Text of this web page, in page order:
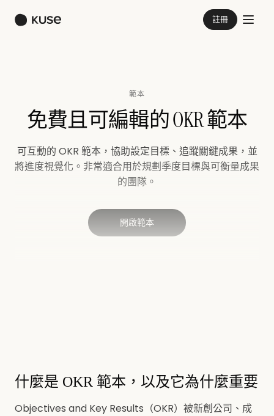
註冊
範本
免費且可編輯的 OKR 範本
可互動的 OKR 範本，協助設定目標、追蹤關鍵成果，並
將進度視覺化。非常適合用於規劃季度目標與可衡量成果
的團隊。
開啟範本
什麼是 OKR 範本，以及它為什麼重要
Objectives and Key Results（OKR）被新創公司、成